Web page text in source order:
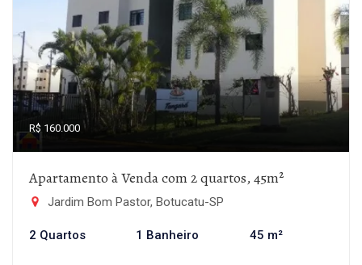
R$ 160.000
Apartamento à Venda com 2 quartos, 45m²
Jardim Bom Pastor, Botucatu-SP
2 Quartos 1 Banheiro 45 m²